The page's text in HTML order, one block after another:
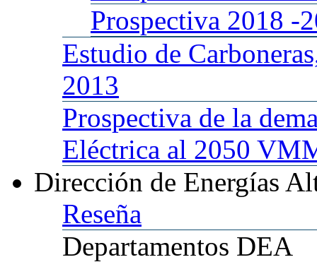
Prospectiva 2018 -
Estudio de
2013
Prospectiva de la
Eléctrica al 2050
Dirección de Energías
Reseña
Departamentos DEA